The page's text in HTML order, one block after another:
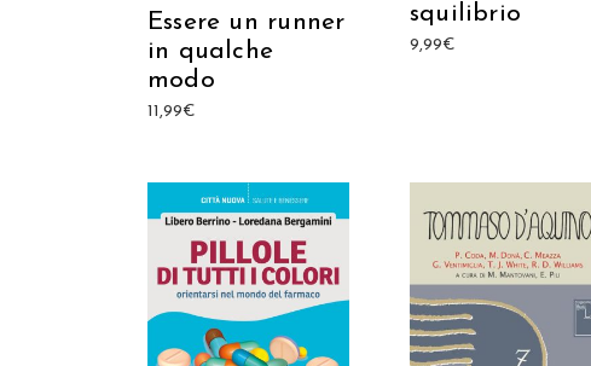
Essere un runner
in qualche
modo
11,99€
squilibrio
9,99€
AGGIUNGI AL CARRELLO
AGGIUNGI AL CARRELLO